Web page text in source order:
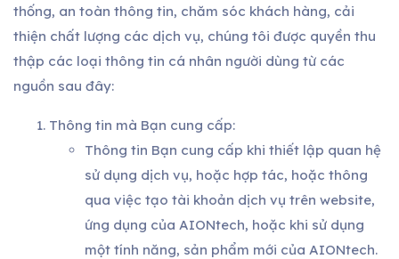
thống, an toàn thông tin, chăm sóc khách hàng, cải
thiện chất lượng các dịch vụ, chúng tôi được quyền thu
thập các loại thông tin cá nhân người dùng từ các
nguồn sau đây:
Thông tin mà Bạn cung cấp:
Thông tin Bạn cung cấp khi thiết lập quan hệ
sử dụng dịch vụ, hoặc hợp tác, hoặc thông
qua việc tạo tài khoản dịch vụ trên website,
ứng dụng của AIONtech, hoặc khi sử dụng
một tính năng, sản phẩm mới của AIONtech.